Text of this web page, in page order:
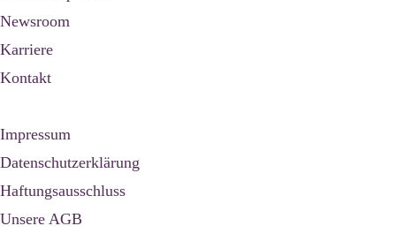
Newsroom
Karriere
Kontakt
Impressum
Datenschutzerklärung
Haftungsausschluss
Unsere AGB